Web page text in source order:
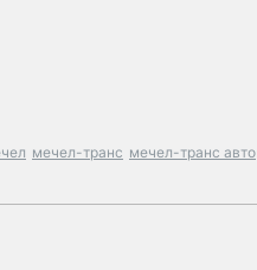
мечел-транс мечел-транс авто